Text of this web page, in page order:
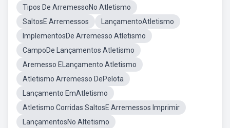
Tipos De ArremessoNo Atletismo
SaltosE Arremessos
LançamentoAtletismo
ImplementosDe Arremesso Atletismo
CampoDe Lançamentos Atletismo
Aremesso ELançamento Atletismo
Atletismo Arremesso DePelota
Lançamento EmAtletismo
Atletismo Corridas SaltosE Arremessos Imprimir
LançamentosNo Altetismo